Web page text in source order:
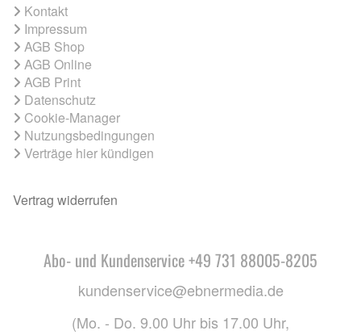
Kontakt
Impressum
AGB Shop
AGB Online
AGB Print
Datenschutz
Cookie-Manager
Nutzungsbedingungen
Verträge hier kündigen
Vertrag widerrufen
Abo- und Kundenservice +49 731 88005-8205
kundenservice@ebnermedia.de
(Mo. - Do. 9.00 Uhr bis 17.00 Uhr,